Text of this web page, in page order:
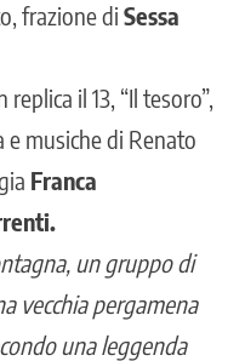
frazione di Sessa
il 13, “Il tesoro”,
musiche di Renato
Franca
un gruppo di
vecchia pergamena
una leggenda